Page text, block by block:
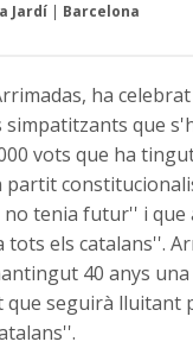
Jardí | Barcelona
ha
que
vots que ha
partit
no tenia futur'' i
els catalans''.
40 anys
que seguirà lluitant